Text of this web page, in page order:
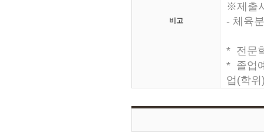
비고
※제출
- 체육
* 전문
* 졸업
업(학